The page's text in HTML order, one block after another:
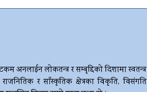
अनलाईन लोकतन्त्र र सम्बृद्दिको दिशामा स्वतन्त्र
र साँस्कृतिक क्षेत्रका विकृति, विसंगति